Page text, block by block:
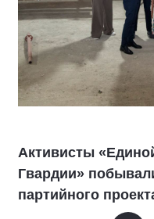
Активисты
Гвардии»
партийного